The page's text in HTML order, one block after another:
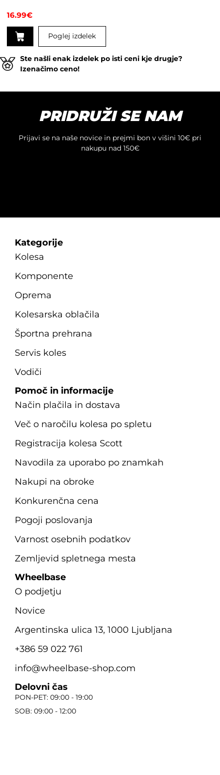
16.99€
Poglej izdelek
Ste našli enak izdelek po isti ceni kje drugje?
Izenačimo ceno!
PRIDRUŽI SE NAM
Prijavi se na naše novice in prejmi bon v višini 10€ pri
nakupu nad 150€
Kategorije
Kolesa
Komponente
Oprema
Kolesarska oblačila
Športna prehrana
Servis koles
Vodiči
Pomoč in informacije
Način plačila in dostava
Več o naročilu kolesa po spletu
Registracija kolesa Scott
Navodila za uporabo po znamkah
Nakupi na obroke
Konkurenčna cena
Pogoji poslovanja
Varnost osebnih podatkov
Zemljevid spletnega mesta
Wheelbase
O podjetju
Novice
Argentinska ulica 13, 1000 Ljubljana
+386 59 022 761
info@wheelbase-shop.com
Delovni čas
PON-PET: 09:00 - 19:00
SOB: 09:00 - 12:00